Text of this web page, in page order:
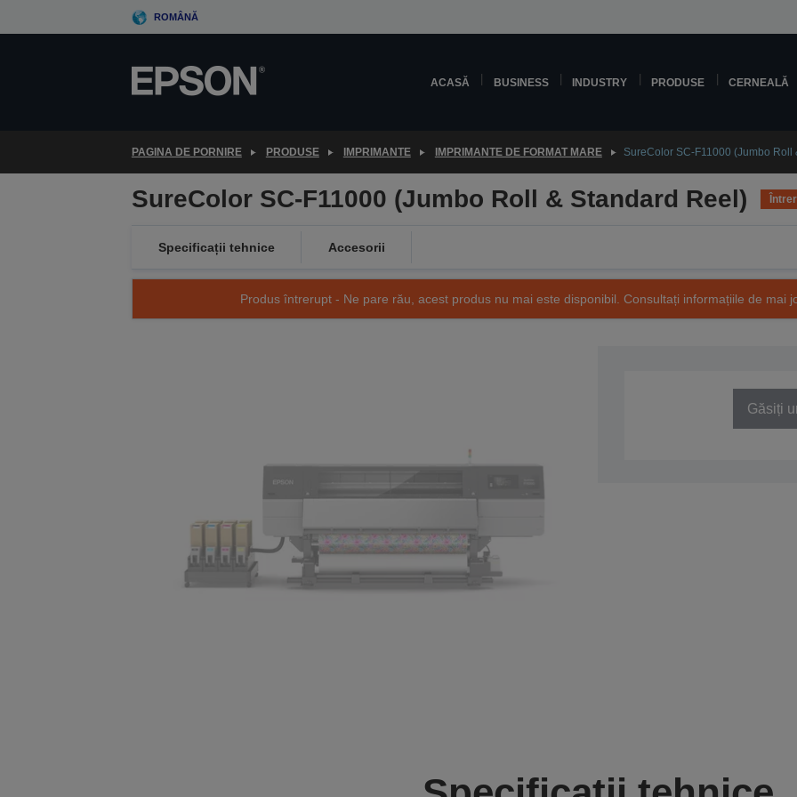
to
ROMÂNĂ
ACASĂ BUSINESS INDUSTRY PRODUSE CERNEALĂ
PAGINA DE PORNIRE PRODUSE IMPRIMANTE IMPRIMANTE DE FORMAT MARE SureColor SC-F11000 (Jumbo Roll
SureColor SC-F11000 (Jumbo Roll & Standard Reel)
Specificații tehnice Accesorii
Produs întrerupt - Ne pare rău, acest produs nu mai este disponibil. Consultați informațiile de mai
Găsiți